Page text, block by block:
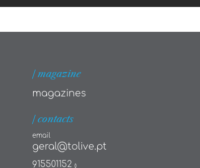
| magazine
magazines
| contacts
email
geral@tolive.pt
915501152 ()